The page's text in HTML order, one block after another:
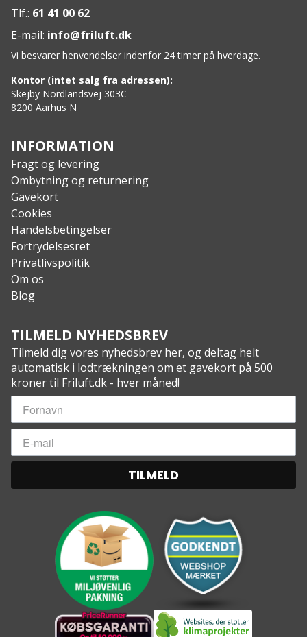
Tlf.: 61 41 00 62
E-mail: info@friluft.dk
Vi besvarer henvendelser indenfor 24 timer på hverdage.
Kontor (intet salg fra adressen):
Skejby Nordlandsvej 303C
8200 Aarhus N
INFORMATION
Fragt og levering
Ombytning og returnering
Gavekort
Cookies
Handelsbetingelser
Fortrydelsesret
Privatlivspolitik
Om os
Blog
TILMELD NYHEDSBREV
Tilmeld dig vores nyhedsbrev her, og deltag helt
automatisk i lodtrækningen om et gavekort på 500
kroner til Friluft.dk - hver måned!
TILMELD